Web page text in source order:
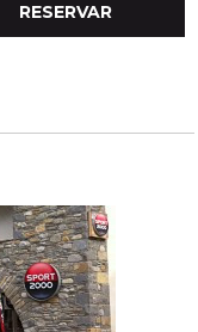
RESERVAR